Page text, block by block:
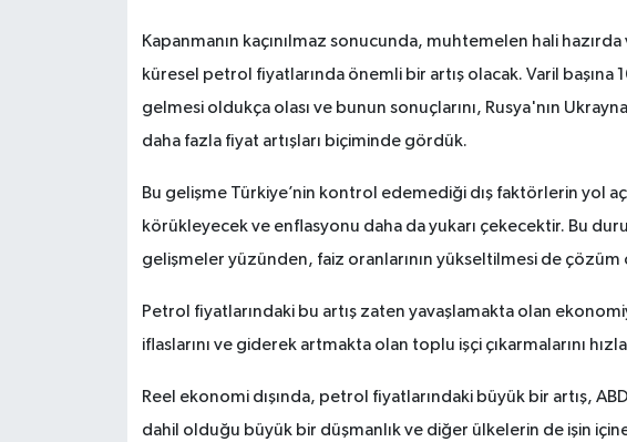
Kapanmanın kaçınılmaz sonucunda, muhtemelen hali
küresel petrol fiyatlarında önemli bir artış olacak. Varil
gelmesi oldukça olası ve bunun sonuçlarını, Rusya'nın
daha fazla fiyat artışları biçiminde gördük.
Bu gelişme Türkiye’nin kontrol edemediği dış faktörlerin yol
körükleyecek ve enflasyonu daha da yukarı çekecektir. Bu
gelişmeler yüzünden, faiz oranlarının yükseltilmesi de çözüm
Petrol fiyatlarındaki bu artış zaten yavaşlamakta olan
iflaslarını ve giderek artmakta olan toplu işçi çıkarmalarını
Reel ekonomi dışında, petrol fiyatlarındaki büyük bir artış,
dahil olduğu büyük bir düşmanlık ve diğer ülkelerin de işin